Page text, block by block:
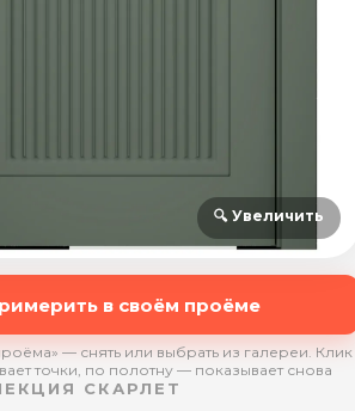
🔍 Увеличить
в своём проёме
— снять или выбрать из галереи. Клик
точки, по полотну — показывает снова
СКАРЛЕТ